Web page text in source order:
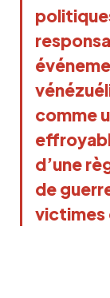
comme
d’une
de
victimes